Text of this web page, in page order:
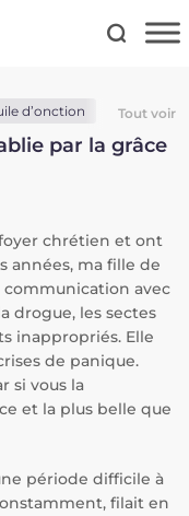
d’onction Justice
Tout voir
par la grâce
chrétien et ont
années, ma fille de
communication avec
drogue, les sectes
inappropriés. Elle
de panique.
si vous la
et la plus belle que
période difficile à
filait en